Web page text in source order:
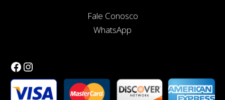
Fale Conosco
WhatsApp